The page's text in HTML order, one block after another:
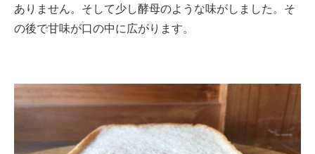
ありません。そして少し酵母のような味がしました。そ
の後で甘味が口の中に広がります。